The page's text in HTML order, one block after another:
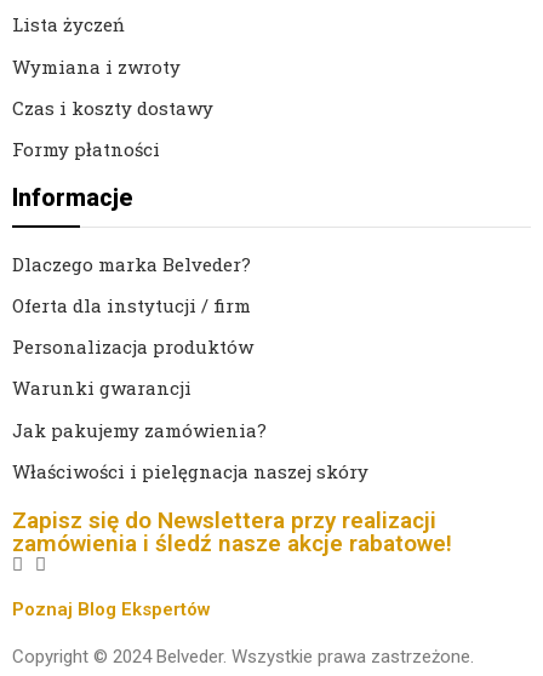
Lista życzeń
Wymiana i zwroty
Czas i koszty dostawy
Formy płatności
Informacje
Dlaczego marka Belveder?
Oferta dla instytucji / firm
Personalizacja produktów
Warunki gwarancji
Jak pakujemy zamówienia?
Właściwości i pielęgnacja naszej skóry
Zapisz się do Newslettera przy realizacji
zamówienia i śledź nasze akcje rabatowe!
Poznaj Blog Ekspertów
Copyright © 2024 Belveder. Wszystkie prawa zastrzeżone.